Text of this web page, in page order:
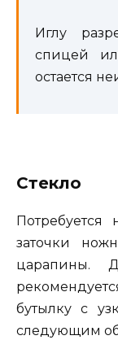
Иглу
спицей
остается
Стекло
заточки
царапины.
бутылку с
следующим